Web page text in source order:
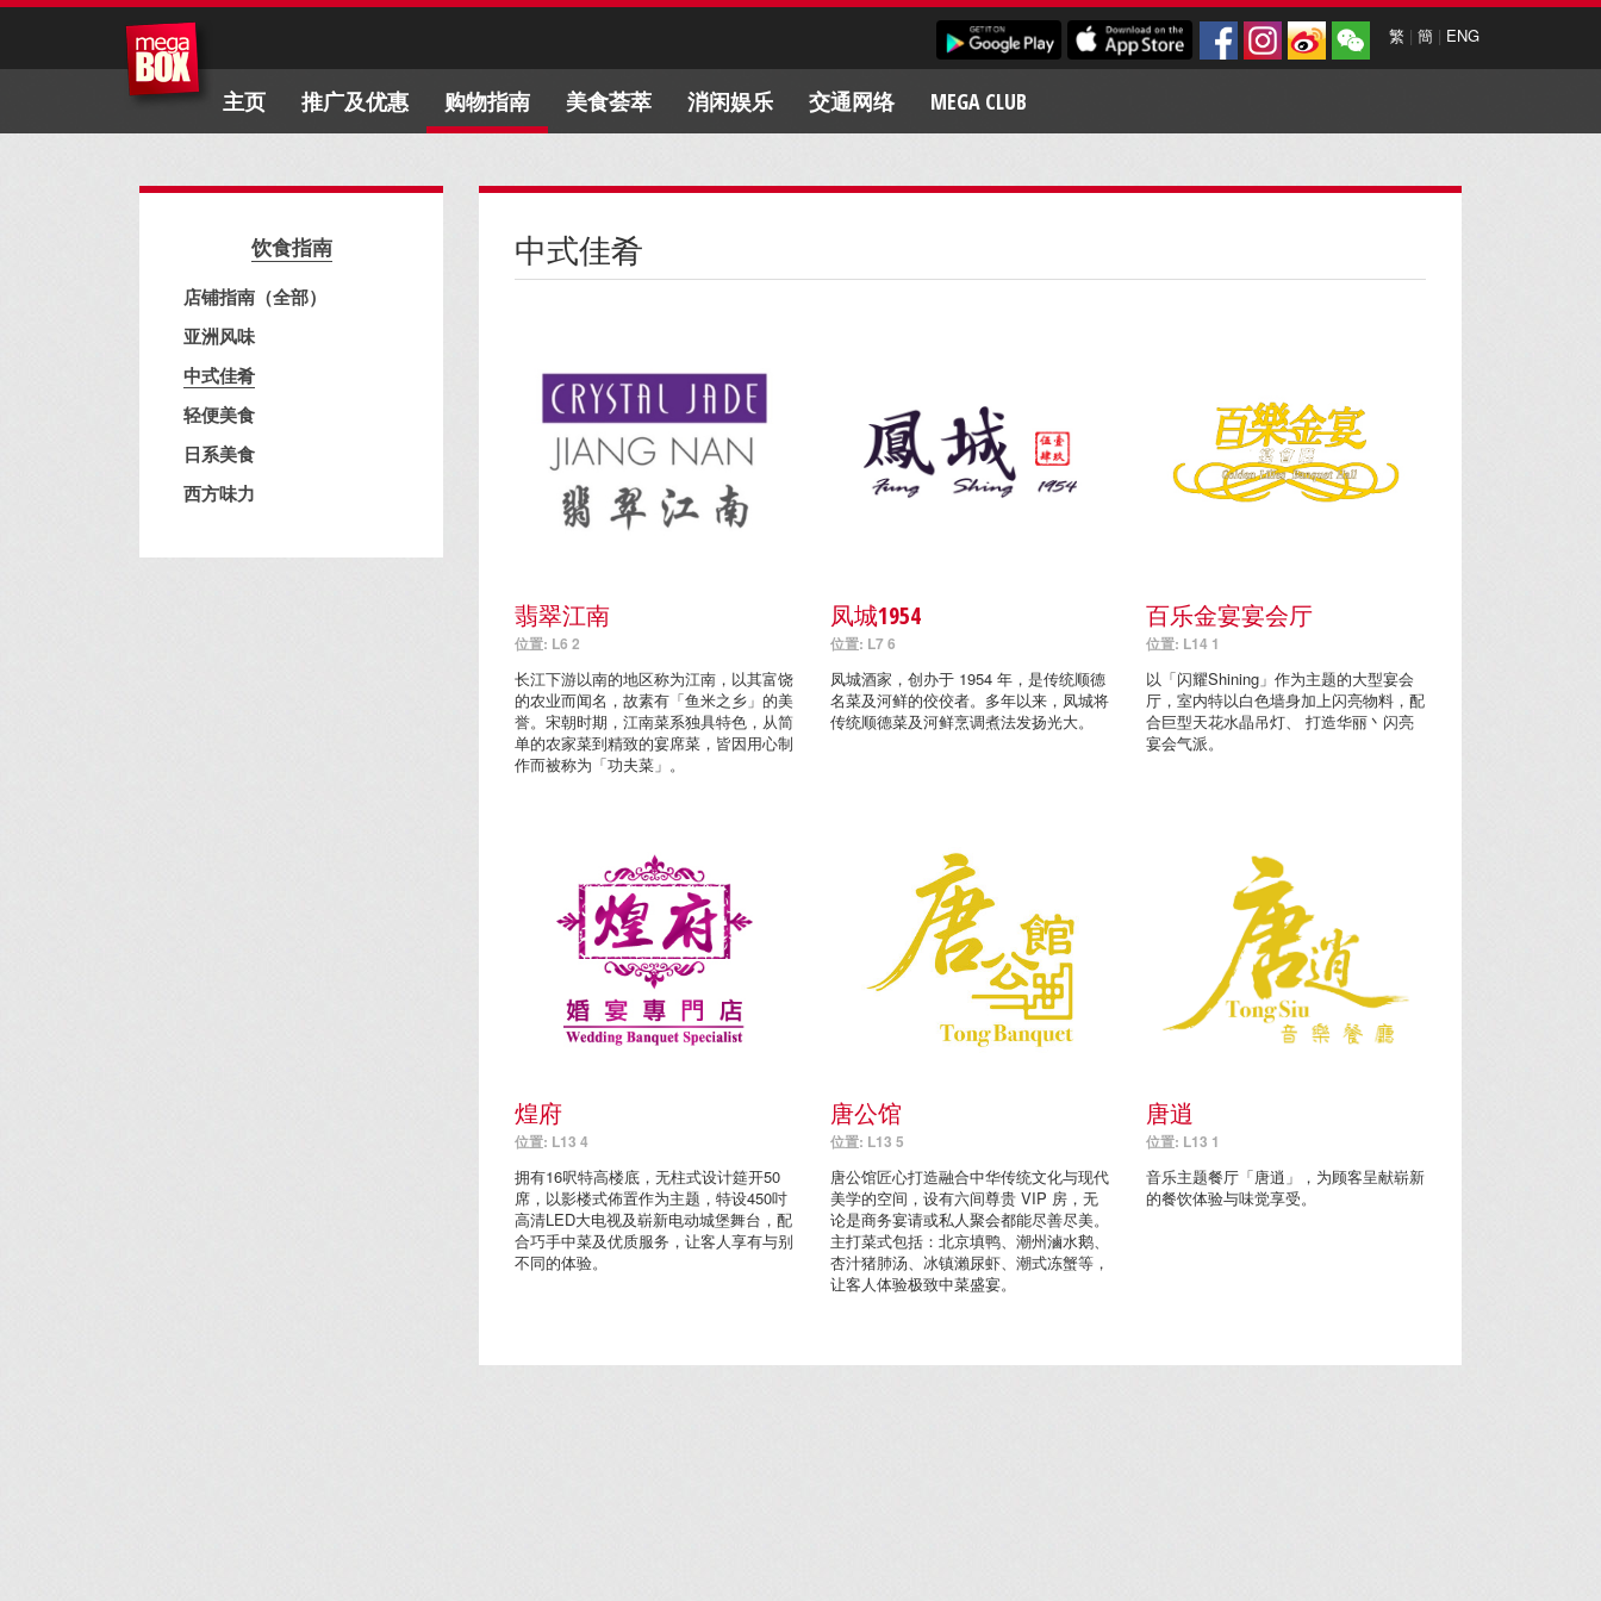
繁 | 簡 | ENG
主页 推广及优惠 购物指南 美食荟萃 消闲娱乐 交通网络 MEGA CLUB
饮食指南
店铺指南（全部）
亚洲风味
中式佳肴
轻便美食
日系美食
西方味力
中式佳肴
翡翠江南
位置: L6 2
长江下游以南的地区称为江南，以其富饶
的农业而闻名，故素有「鱼米之乡」的美
誉。宋朝时期，江南菜系独具特色，从简
单的农家菜到精致的宴席菜，皆因用心制
作而被称为「功夫菜」。
凤城1954
位置: L7 6
凤城酒家，创办于 1954 年，是传统顺德
名菜及河鲜的佼佼者。多年以来，凤城将
传统顺德菜及河鲜烹调煮法发扬光大。
百乐金宴宴会厅
位置: L14 1
以「闪耀Shining」作为主题的大型宴会
厅，室内特以白色墙身加上闪亮物料，配
合巨型天花水晶吊灯、 打造华丽丶闪亮
宴会气派。
煌府
位置: L13 4
拥有16呎特高楼底，无柱式设计筵开50
席，以影楼式佈置作为主题，特设450吋
高清LED大电视及崭新电动城堡舞台，配
合巧手中菜及优质服务，让客人享有与别
不同的体验。
唐公馆
位置: L13 5
唐公馆匠心打造融合中华传统文化与现代
美学的空间，设有六间尊贵 VIP 房，无
论是商务宴请或私人聚会都能尽善尽美。
主打菜式包括：北京填鸭、潮州滷水鹅、
杏汁猪肺汤、冰镇瀨尿虾、潮式冻蟹等，
让客人体验极致中菜盛宴。
唐逍
位置: L13 1
音乐主题餐厅「唐逍」，为顾客呈献崭新
的餐饮体验与味觉享受。